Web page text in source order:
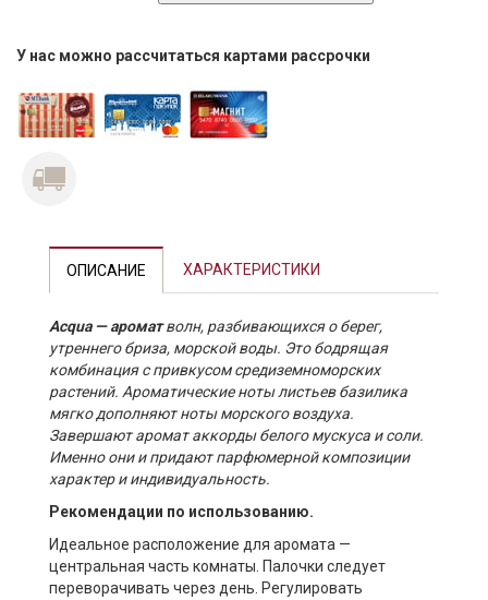
У нас можно рассчитаться картами рассрочки
ОПИСАНИЕ ХАРАКТЕРИСТИКИ
Acqua — ароматволн, разбивающихся о берег,
утреннего бриза, морской воды. Это бодрящая
комбинация с привкусом средиземноморских
растений. Ароматические ноты листьев базилика
мягко дополняют ноты морского воздуха.
Завершают аромат аккорды белого мускуса и соли.
Именно они и придают парфюмерной композиции
характер и индивидуальность.
Рекомендации по использованию.
Идеальное расположение для аромата —
центральная часть комнаты. Палочки следует
переворачивать через день. Регулировать